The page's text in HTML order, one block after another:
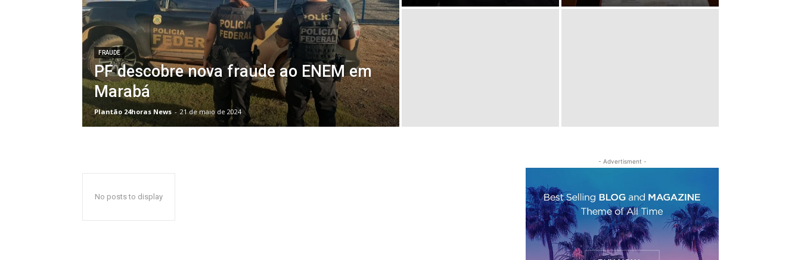
FRAUDE
PF descobre nova fraude ao ENEM em
Marabá
Plantão 24horas News - 21 de maio de 2024
No posts to display
- Advertisment -